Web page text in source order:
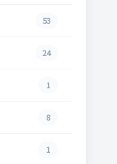
53
24
1
8
1